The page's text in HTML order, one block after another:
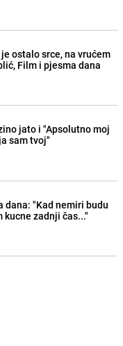
ostalo srce, na vrućem
Film i pjesma dana
jato i "Apsolutno moj
sam tvoj"
dana: "Kad nemiri budu
kucne zadnji čas..."